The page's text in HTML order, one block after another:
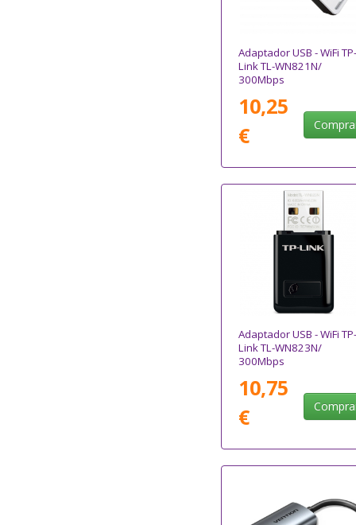
Adaptador USB - WiFi TP-
Link TL-WN821N/
300Mbps
10,25
€
Adaptador USB - WiFi TP-
Link TL-WN823N/
300Mbps
10,75
€